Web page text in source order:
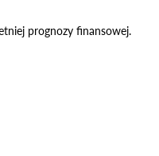
prognozy finansowej.